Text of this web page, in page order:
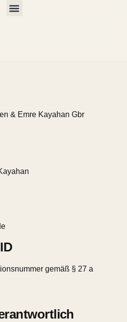
& Emre Kayahan Gbr
gemäß § 27 a